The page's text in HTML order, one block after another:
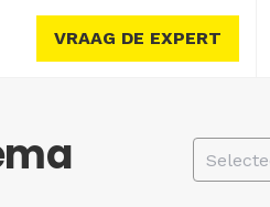
VRAAG DE EXPERT